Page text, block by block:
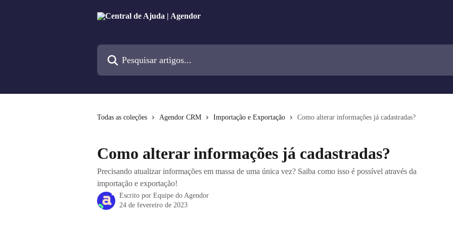
Todas as coleções Agendor CRM Importação e Exportação Como alterar informações já cadastradas?
Como alterar informações já cadastradas?
Precisando atualizar informações em massa de uma única vez? Saiba como isso é possível através da
importação e exportação!
Escrito por Equipe do Agendor
24 de fevereiro de 2023